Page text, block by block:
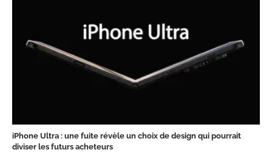
iPhone Ultra : une fuite révèle un choix de design qui pourrait
diviser les futurs acheteurs